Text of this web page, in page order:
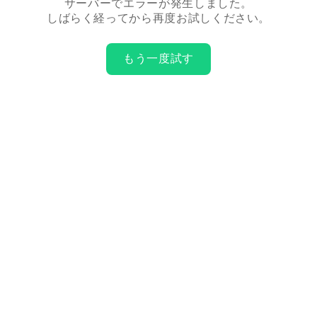
サーバーでエラーが発生しました。
しばらく経ってから再度お試しください。
もう一度試す